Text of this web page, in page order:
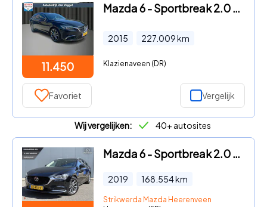
11.450
Mazda 6 - Sportbreak 2.0 SkyActiv-G 165 GT-M leer, navi, camera, trekh
2015 227.009km
Klazienaveen (DR)
Favoriet Vergelijk
Wij vergelijken: 40+ autosites
Mazda 6 - Sportbreak 2.0 SkyActiv-G 165 Business Comfort Bose | 360 Ca
2019 168.554km
Strikwerda Mazda Heerenveen